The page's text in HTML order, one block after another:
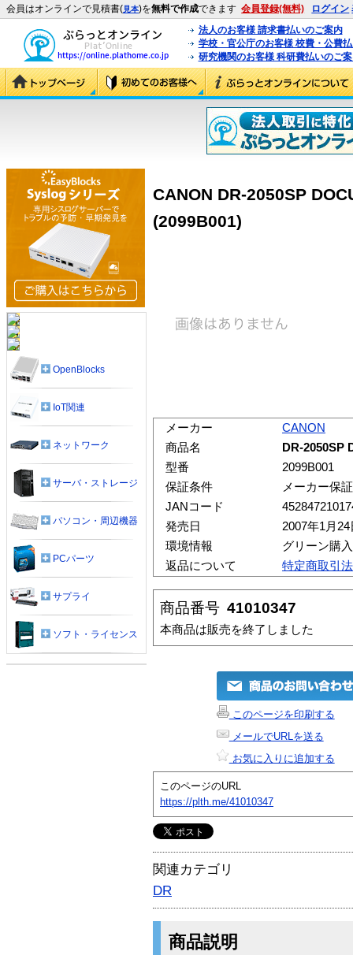
会員はオンラインで見積書(見本)を無料で作成できます 会員登録(無料) ログイン
法人のお客様 請求書払いのご案内
学校・官公庁のお客様 校費・公費
研究機関のお客様 科研費払いのご
CANON DR-2050SP
(2099B001)
メーカー
CANON
商品名
DR-2050SP
型番
2099B001
保証条件
メーカー保証
JANコード
発売日
2007年1月24
環境情報
グリーン購
返品について
特定商取引
商品番号 41010347
本商品は販売を終了しました
このページを印刷する
メールでURLを送る
お気に入りに追加する
このページのURL
https://plth.me/41010347
関連カテゴリ
DR
商品説明
OpenBlocks
IoT関連
ネットワーク
サーバ・ストレージ
パソコン・周辺機器
PCパーツ
サプライ
ソフト・ライセンス